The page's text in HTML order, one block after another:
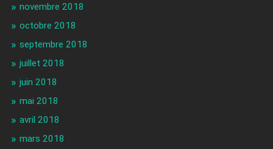
novembre 2018
octobre 2018
septembre 2018
juillet 2018
juin 2018
mai 2018
avril 2018
mars 2018